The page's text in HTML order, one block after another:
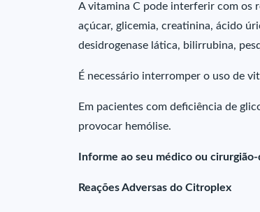
A vitamina C pode interferir com os
açúcar, glicemia, creatinina, ácido
desidrogenase lática, bilirrubina,
É necessário interromper o uso de
Em pacientes com deficiência de
provocar hemólise.
Informe ao seu médico ou
Reações Adversas do Citroplex